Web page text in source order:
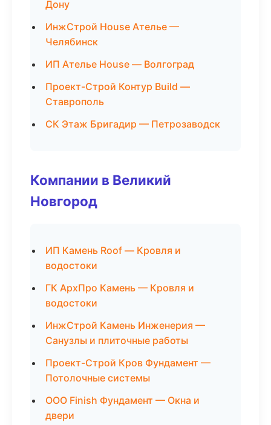
Дону
ИнжСтрой House Ателье —
Челябинск
ИП Ателье House — Волгоград
Проект-Строй Контур Build —
Ставрополь
СК Этаж Бригадир — Петрозаводск
Компании в Великий
Новгород
ИП Камень Roof — Кровля и
водостоки
ГК АрхПро Камень — Кровля и
водостоки
ИнжСтрой Камень Инженерия —
Санузлы и плиточные работы
Проект-Строй Кров Фундамент —
Потолочные системы
ООО Finish Фундамент — Окна и
двери